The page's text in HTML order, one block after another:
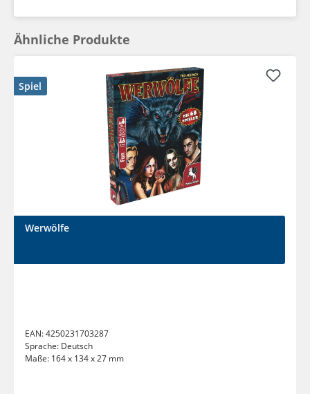
Ähnliche Produkte
Spiel
Werwölfe
EAN:4250231703287
Sprache: Deutsch
Maße: 164 x 134 x 27 mm